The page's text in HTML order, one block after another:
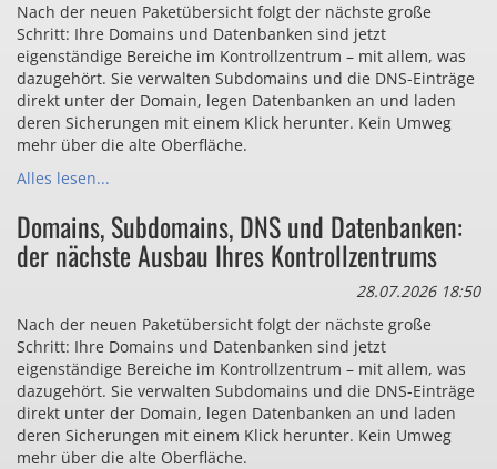
Nach der neuen Paketübersicht folgt der nächste große
Schritt: Ihre Domains und Datenbanken sind jetzt
eigenständige Bereiche im Kontrollzentrum – mit allem, was
dazugehört. Sie verwalten Subdomains und die DNS-Einträge
direkt unter der Domain, legen Datenbanken an und laden
deren Sicherungen mit einem Klick herunter. Kein Umweg
mehr über die alte Oberfläche.
Alles lesen...
Domains, Subdomains, DNS und Datenbanken:
der nächste Ausbau Ihres Kontrollzentrums
28.07.2026 18:50
Nach der neuen Paketübersicht folgt der nächste große
Schritt: Ihre Domains und Datenbanken sind jetzt
eigenständige Bereiche im Kontrollzentrum – mit allem, was
dazugehört. Sie verwalten Subdomains und die DNS-Einträge
direkt unter der Domain, legen Datenbanken an und laden
deren Sicherungen mit einem Klick herunter. Kein Umweg
mehr über die alte Oberfläche.